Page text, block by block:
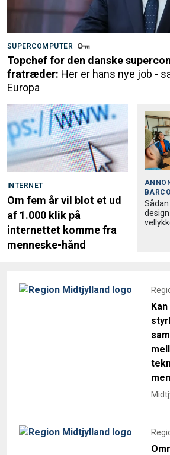
SUPERCOMPUTER
Topchef for den danske
fratræder: Her er hans nye job -
Europa
INTERNET
Om fem år vil blot et ud
af 1.000 klik på
internettet komme fra
menneske-hånd
BARCO